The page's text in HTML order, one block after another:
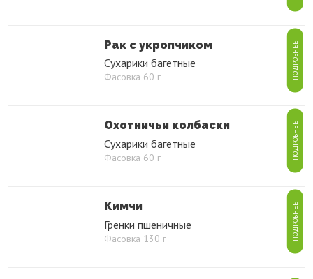
Рак с укропчиком
Сухарики багетные
Фасовка 60 г ПОДРОБНЕЕ
Охотничьи колбаски
Сухарики багетные
Фасовка 60 г ПОДРОБНЕЕ
Кимчи
Гренки пшеничные
Фасовка 130 г ПОДРОБНЕЕ